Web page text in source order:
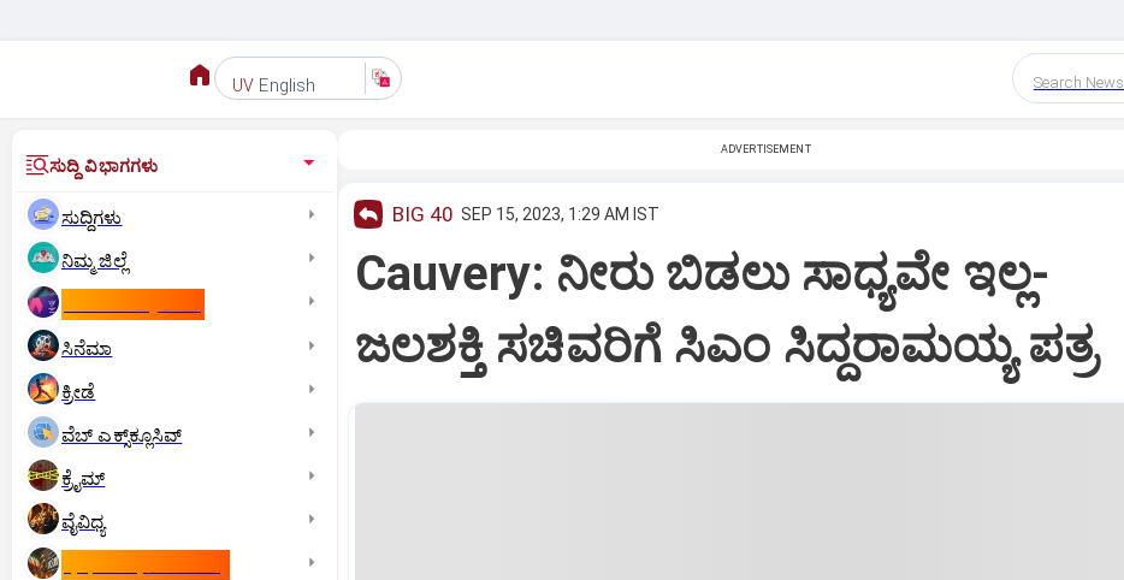
UV English Search News
ಸುದ್ದಿ ವಿಭಾಗಗಳು
ಸುದ್ದಿಗಳು
ನಿಮ್ಮ ಜಿಲ್ಲೆ
ಸಿನೆಮಾ
ಕ್ರೀಡೆ
ವೆಬ್ ಎಕ್ಸ್‌ಕ್ಲೂಸಿವ್
ಕ್ರೈಮ್
ವೈವಿಧ್ಯ
ADVERTISEMENT
BIG 40 SEP 15, 2023, 1:29 AM IST
Cauvery: ನೀರು ಬಿಡಲು ಸಾಧ್ಯವೇ ಇಲ್ಲ-
ಜಲಶಕ್ತಿ ಸಚಿವರಿಗೆ ಸಿಎಂ ಸಿದ್ದರಾಮಯ್ಯ ಪತ್ರ